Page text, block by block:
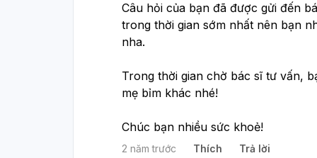
Câu hỏi của bạn đã được gửi đến
trong thời gian sớm nhất nên bạn
nha.
Trong thời gian chờ bác sĩ tư vấn,
mẹ bỉm khác nhé!
Chúc bạn nhiều sức khoẻ!
2 năm trước Thích Trả lời